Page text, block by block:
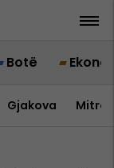
Botë
Gjakova